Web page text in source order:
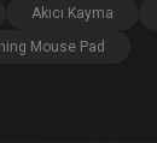
Akıcı Kayma
Mouse Pad